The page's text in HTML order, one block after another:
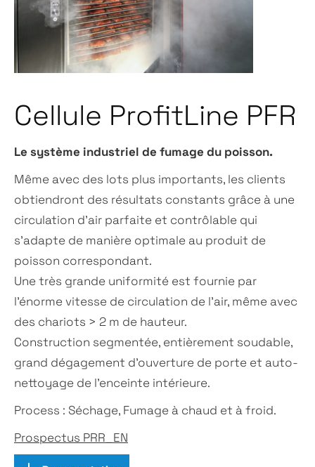
Cellule ProfitLine PFR
Le système industriel de fumage du poisson.
Même avec des lots plus importants, les clients
obtiendront des résultats constants grâce à une
circulation d’air parfaite et contrôlable qui
s’adapte de manière optimale au produit de
poisson correspondant.
Une très grande uniformité est fournie par
l’énorme vitesse de circulation de l’air, même avec
des chariots > 2 m de hauteur.
Construction segmentée, entièrement soudable,
grand dégagement d’ouverture de porte et auto-
nettoyage de l’enceinte intérieure.
Process : Séchage, Fumage à chaud et à froid.
Prospectus PRR_EN